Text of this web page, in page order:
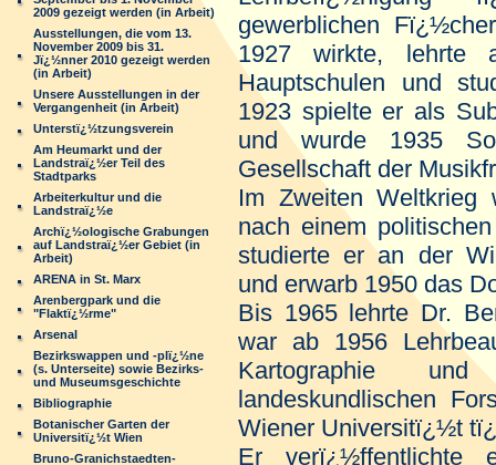
2009 gezeigt werden (in Arbeit)
Ausstellungen, die vom 13.
November 2009 bis 31.
Jï¿½nner 2010 gezeigt werden
(in Arbeit)
Unsere Ausstellungen in der
Vergangenheit (in Arbeit)
Unterstï¿½tzungsverein
Am Heumarkt und der
Landstraï¿½er Teil des
Stadtparks
Arbeiterkultur und die
Landstraï¿½e
Archï¿½ologische Grabungen
auf Landstraï¿½er Gebiet (in
Arbeit)
ARENA in St. Marx
Arenbergpark und die
"Flaktï¿½rme"
Arsenal
Bezirkswappen und -plï¿½ne
(s. Unterseite) sowie Bezirks-
und Museumsgeschichte
Bibliographie
Botanischer Garten der
Universitï¿½t Wien
Bruno-Granichstaedten-
gewerblichen
1927 wirkte, lehrte
Hauptschulen und
1923 spielte er als
und wurde 1935
Gesellschaft der
Im Zweiten Weltkrieg
nach einem
studierte er an der
und erwarb 1950 das
Bis 1965 lehrte Dr.
war ab 1956
Kartographie
landeskundlischen
Wiener Universitï¿½t
Er verï¿½ffentlichte